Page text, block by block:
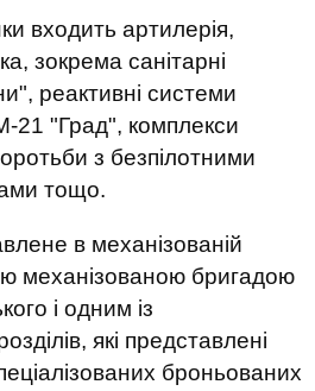
входить артилерія,
зокрема санітарні
реактивні системи
21 "Град", комплекси
з безпілотними
тощо.
​​в механізованій
механізованою бригадою
і одним із
які представлені
броньованих